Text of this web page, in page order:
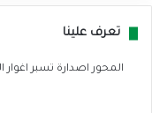
تعرف علينا
المحور اصدارة تسبر اغوار